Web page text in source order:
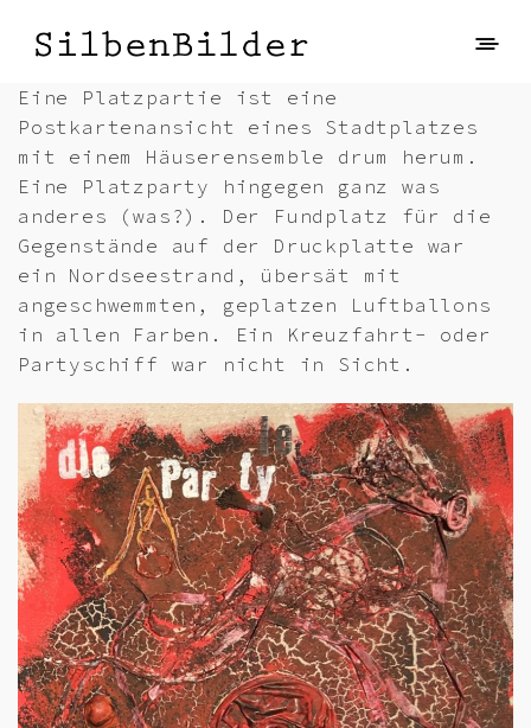
Eine Platzpartie ist eine
Postkartenansicht eines Stadtplatzes
mit einem Häuserensemble drum herum.
Eine Platzparty hingegen ganz was
anderes (was?). Der Fundplatz für die
Gegenstände auf der Druckplatte war
ein Nordseestrand, übersät mit
angeschwemmten, geplatzen Luftballons
in allen Farben. Ein Kreuzfahrt- oder
Partyschiff war nicht in Sicht.